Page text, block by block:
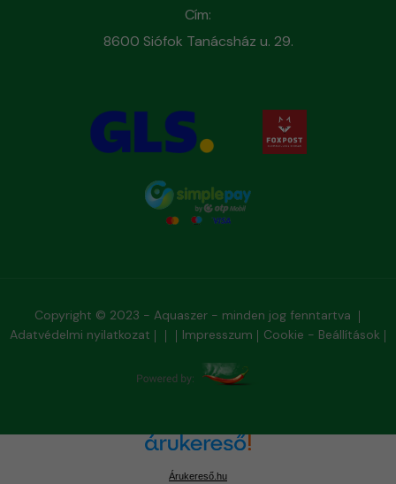
Cím:
8600 Siófok Tanácsház u. 29.
Copyright © 2023 - Aquaszer - minden jog fenntartva
Adatvédelmi nyilatkozat
Impresszum Cookie - Beállítások
Árukereső.hu